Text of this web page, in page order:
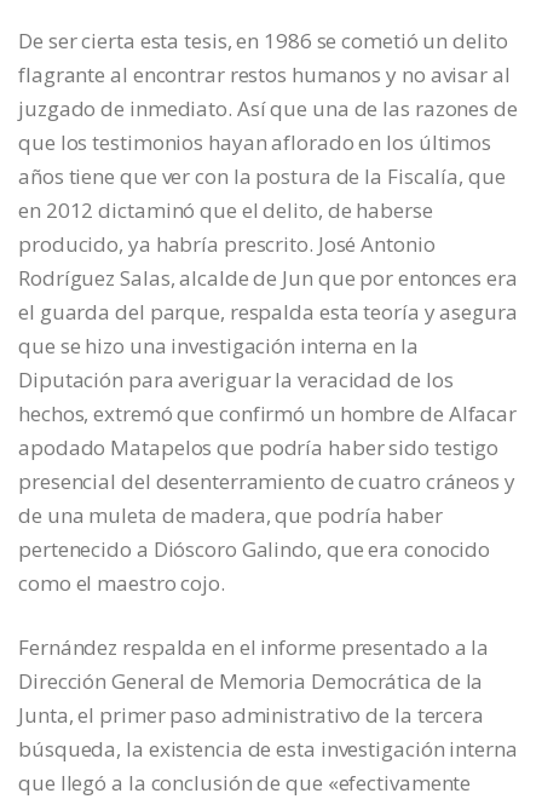
De ser cierta esta tesis, en 1986 se cometió un delito
flagrante al encontrar restos humanos y no avisar al
juzgado de inmediato. Así que una de las razones de
que los testimonios hayan aflorado en los últimos
años tiene que ver con la postura de la Fiscalía, que
en 2012 dictaminó que el delito, de haberse
producido, ya habría prescrito. José Antonio
Rodríguez Salas, alcalde de Jun que por entonces era
el guarda del parque, respalda esta teoría y asegura
que se hizo una investigación interna en la
Diputación para averiguar la veracidad de los
hechos, extremó que confirmó un hombre de Alfacar
apodado Matapelos que podría haber sido testigo
presencial del desenterramiento de cuatro cráneos y
de una muleta de madera, que podría haber
pertenecido a Dióscoro Galindo, que era conocido
como el maestro cojo.
Fernández respalda en el informe presentado a la
Dirección General de Memoria Democrática de la
Junta, el primer paso administrativo de la tercera
búsqueda, la existencia de esta investigación interna
que llegó a la conclusión de que «efectivamente